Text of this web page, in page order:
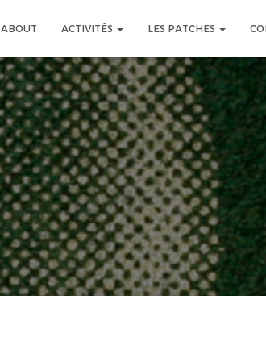
ABOUT ACTIVITÉS LES PATCHES